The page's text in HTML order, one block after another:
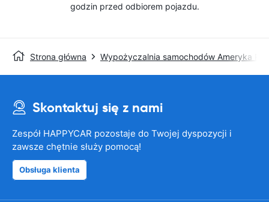
godzin przed odbiorem pojazdu.
Strona główna Wypożyczalnia samochodów Ameryka
Skontaktuj się z nami
Zespół HAPPYCAR pozostaje do Twojej dyspozycji i
zawsze chętnie służy pomocą!
Obsługa klienta